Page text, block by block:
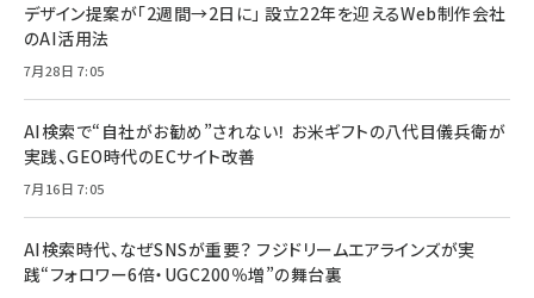
デザイン提案が「2週間→2日に」 設立22年を迎えるWeb制作会社
のAI活用法
7月28日 7:05
AI検索で“自社がお勧め”されない！ お米ギフトの八代目儀兵衛が
実践、GEO時代のECサイト改善
7月16日 7:05
AI検索時代、なぜSNSが重要？ フジドリームエアラインズが実
践“フォロワー6倍・UGC200％増”の舞台裏